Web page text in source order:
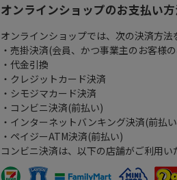
オンラインショップのお支払い
オンラインショップでは、次の決済方法
・売掛決済(会員、かつ事業主のお客様
・代金引換
・クレジットカード決済
・シモジマカード決済
・コンビニ決済(前払い)
・インターネットバンキング決済(前払
・ペイジーATM決済(前払い)
コンビニ決済は、以下の店舗がご利用い